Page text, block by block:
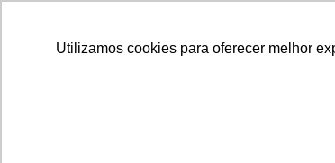
Utilizamos cookies para oferecer melhor